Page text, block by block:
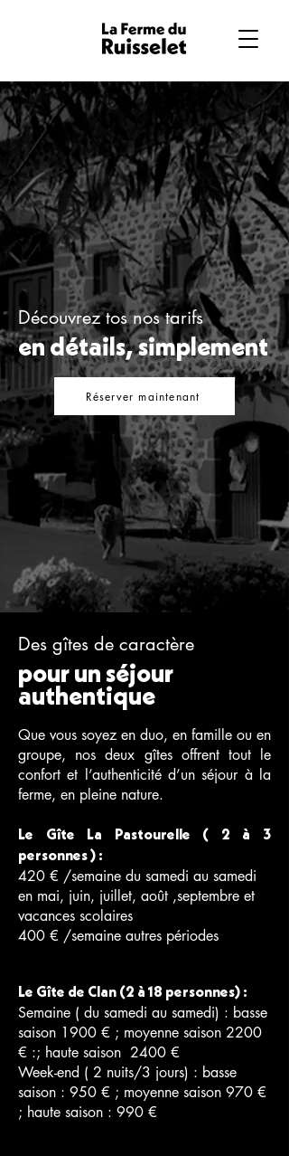
Découvrez tos nos tarifs
en détails, simplement
Réserver maintenant
Des gîtes de caractère
pour un séjour
authentique
Que vous soyez en duo, en famille ou en
groupe, nos deux gîtes offrent tout le
confort et l’authenticité d’un séjour à la
ferme, en pleine nature.
Le Gîte La Pastourelle ( 2 à 3
personnes ) :
420 € /semaine du samedi au samedi
en mai, juin, juillet, août ,septembre et
vacances scolaires
400 € /semaine autres périodes
Le Gîte de Clan (2 à 18 personnes) :
Semaine ( du samedi au samedi) : basse
saison 1900 € ; moyenne saison 2200
€ :; haute saison 2400 €
Week-end ( 2 nuits/3 jours) : basse
saison : 950 € ; moyenne saison 970 €
; haute saison : 990 €